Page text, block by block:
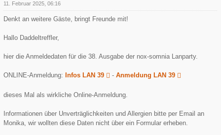
11. Februar 2025, 06:16
Denkt an weitere Gäste, bringt Freunde mit!
Hallo Daddeltreffler,
hier die Anmeldedaten für die 38. Ausgabe der nox-somnia Lanparty.
ONLINE-Anmeldung: Infos LAN 39 - Anmeldung LAN 39
dieses Mal als wirkliche Online-Anmeldung.
Informationen über Unverträglichkeiten und Allergien bitte per Email an
Monika, wir wollten diese Daten nicht über ein Formular erheben.